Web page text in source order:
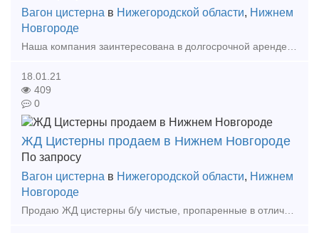
Вагон цистерна в Нижегородской области, Нижнем
Новгороде
18.01.21
409
0
ЖД Цистерны продаем в Нижнем Новгороде
По запросу
Вагон цистерна в Нижегородской области, Нижнем
Новгороде